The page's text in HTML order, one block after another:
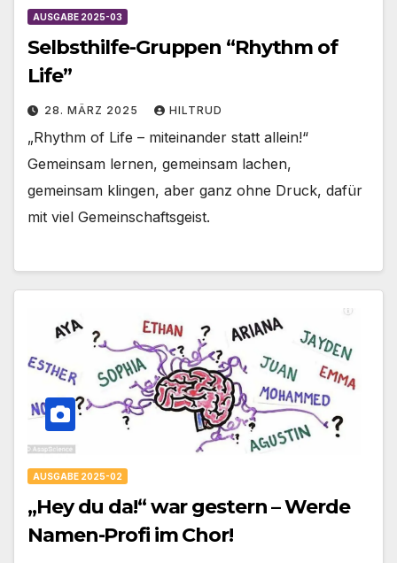
AUSGABE 2025-03
Selbsthilfe-Gruppen “Rhythm of
Life”
28. MÄRZ 2025 HILTRUD
„Rhythm of Life – miteinander statt allein!“
Gemeinsam lernen, gemeinsam lachen,
gemeinsam klingen, aber ganz ohne Druck, dafür
mit viel Gemeinschaftsgeist.
AUSGABE 2025-02
„Hey du da!“ war gestern – Werde
Namen-Profi im Chor!